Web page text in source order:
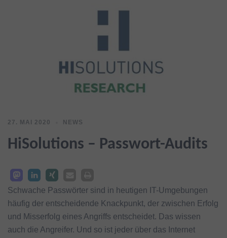
27. MAI 2020 NEWS
HiSolutions – Passwort-Audits
Schwache Passwörter sind in heutigen IT-Umgebungen
häufig der entscheidende Knackpunkt, der zwischen Erfolg
und Misserfolg eines Angriffs entscheidet. Das wissen
auch die Angreifer. Und so ist jeder über das Internet